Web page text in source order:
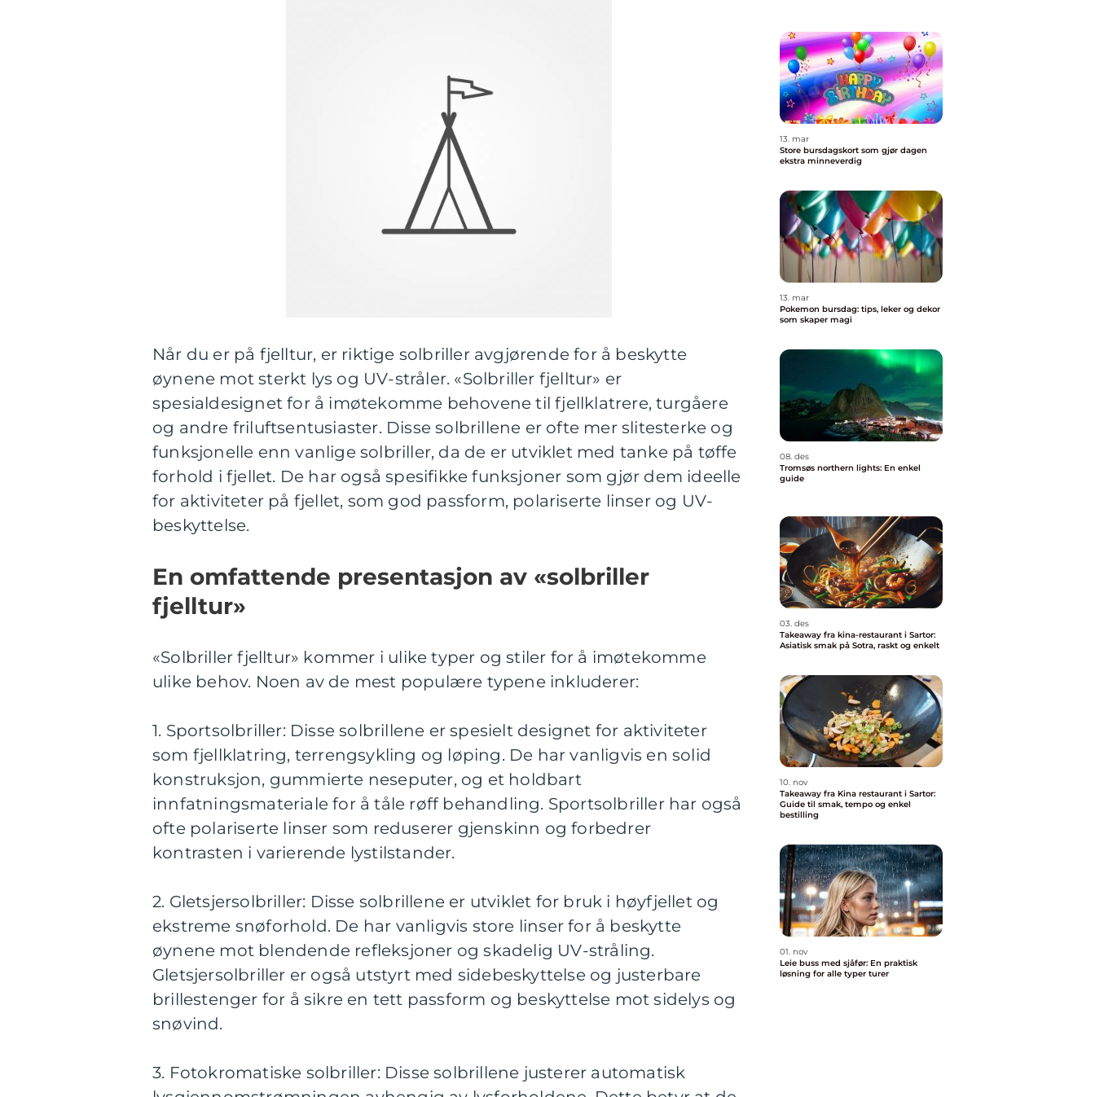
Når du er på fjelltur, er riktige solbriller avgjørende for å beskytte
øynene mot sterkt lys og UV-stråler. «Solbriller fjelltur» er
spesialdesignet for å imøtekomme behovene til fjellklatrere, turgåere
og andre friluftsentusiaster. Disse solbrillene er ofte mer slitesterke og
funksjonelle enn vanlige solbriller, da de er utviklet med tanke på tøffe
forhold i fjellet. De har også spesifikke funksjoner som gjør dem ideelle
for aktiviteter på fjellet, som god passform, polariserte linser og UV-
beskyttelse.
En omfattende presentasjon av «solbriller
fjelltur»
«Solbriller fjelltur» kommer i ulike typer og stiler for å imøtekomme
ulike behov. Noen av de mest populære typene inkluderer:
1. Sportsolbriller: Disse solbrillene er spesielt designet for aktiviteter
som fjellklatring, terrengsykling og løping. De har vanligvis en solid
konstruksjon, gummierte neseputer, og et holdbart
innfatningsmateriale for å tåle røff behandling. Sportsolbriller har også
ofte polariserte linser som reduserer gjenskinn og forbedrer
kontrasten i varierende lystilstander.
2. Gletsjersolbriller: Disse solbrillene er utviklet for bruk i høyfjellet og
ekstreme snøforhold. De har vanligvis store linser for å beskytte
øynene mot blendende refleksjoner og skadelig UV-stråling.
Gletsjersolbriller er også utstyrt med sidebeskyttelse og justerbare
brillestenger for å sikre en tett passform og beskyttelse mot sidelys og
snøvind.
3. Fotokromatiske solbriller: Disse solbrillene justerer automatisk
13. mar
Store bursdagskort som gjør dagen
ekstra minneverdig
13. mar
Pokemon bursdag: tips, leker og dekor
som skaper magi
08. des
Tromsøs northern lights: En enkel
guide
03. des
Takeaway fra kina-restaurant i Sartor:
Asiatisk smak på Sotra, raskt og enkelt
10. nov
Takeaway fra Kina restaurant i Sartor:
Guide til smak, tempo og enkel
bestilling
01. nov
Leie buss med sjåfør: En praktisk
løsning for alle typer turer